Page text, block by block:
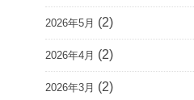
2026年5月 (2)
2026年4月 (2)
2026年3月 (2)